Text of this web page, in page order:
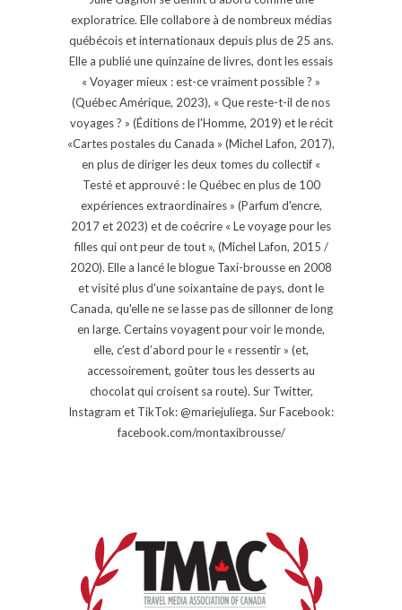
exploratrice. Elle collabore à de nombreux médias
québécois et internationaux depuis plus de 25 ans.
Elle a publié une quinzaine de livres, dont les essais
« Voyager mieux : est-ce vraiment possible ? »
(Québec Amérique, 2023), « Que reste-t-il de nos
voyages ? » (Éditions de l'Homme, 2019) et le récit
«Cartes postales du Canada » (Michel Lafon, 2017),
en plus de diriger les deux tomes du collectif «
Testé et approuvé : le Québec en plus de 100
expériences extraordinaires » (Parfum d'encre,
2017 et 2023) et de coécrire « Le voyage pour les
filles qui ont peur de tout », (Michel Lafon, 2015 /
2020). Elle a lancé le blogue Taxi-brousse en 2008
et visité plus d'une soixantaine de pays, dont le
Canada, qu'elle ne se lasse pas de sillonner de long
en large. Certains voyagent pour voir le monde,
elle, c’est d’abord pour le « ressentir » (et,
accessoirement, goûter tous les desserts au
chocolat qui croisent sa route). Sur Twitter,
Instagram et TikTok: @mariejuliega. Sur Facebook:
facebook.com/montaxibrousse/